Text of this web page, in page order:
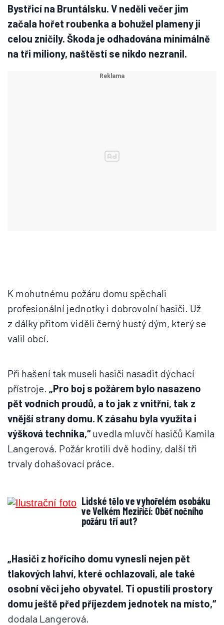
Bystřicí na Bruntálsku. V neděli večer jim
začala hořet roubenka a bohužel plameny ji
celou zničily. Škoda je odhadována minimálně
na tři miliony, naštěstí se nikdo nezranil.
K mohutnému požáru domu spěchali
profesionální jednotky i dobrovolní hasiči. Už
z dálky přitom viděli černý hustý dým, který se
valil obcí.
Při hašení tak museli hasiči nasadit dýchací
přístroje. „Pro boj s požárem bylo nasazeno
pět vodních proudů, a to jak z vnitřní, tak z
vnější strany domu. K zásahu byla využita i
výšková technika,“uvedla mluvčí hasičů Kamila
Langerová. Požár krotili dvě hodiny, další tři
trvaly dohašovací práce.
Lidské tělo ve vyhořelém osobáku
ve Velkém Meziříčí: Oběť nočního
požáru tří aut?
„Hasiči z hořícího domu vynesli nejen pět
tlakových lahví, které ochlazovali, ale také
osobní věci jeho obyvatel. Ti opustili prostory
domu ještě před příjezdem jednotek na místo,“
dodala Langerová.